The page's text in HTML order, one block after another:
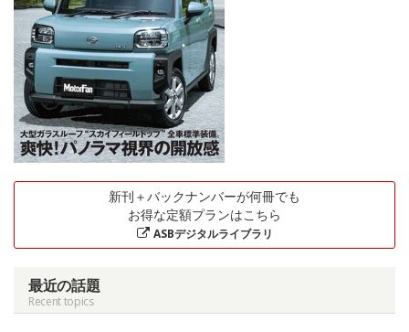
新刊＋バックナンバーが何冊でも
お得な定額プランはこちら
ASBデジタルライブラリ
最近の話題
Recent topics